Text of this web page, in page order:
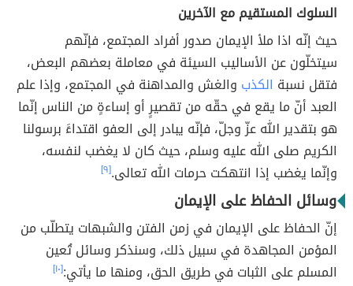
السلوك المستقيم مع الآخرين
حيث إنّه اذا ملأ الإيمان صدور أفراد المجتمع، فإنّهم
سيتخلّون عن الأساليب السيئة في معاملة بعضهم البعض،
فتقل نسبة الكذب والغش والمداهنة في المجتمع، وإذا علم
العبد أنّ ما يقع في حقّه من تقصيرٍ أو إساءةٍ من الناس إنّما
هو بتقدير الله عزّ وجلّ، فإنّه يبادر إلى العفو اقتداءََ برسولنا
الكريم صلى الله عليه وسلم، حيث كان لا يغضب لنفسه،
وإنّما يغضب إذا انتهكت حرمات الله تعالى.[٩]
وسائل الحفاظ على الإيمان
إنّ الحفاظ على الإيمان في زمن الفتن والشبهات يتطلّب من
المؤمن المجاهدة في سبيل ذلك، وسنذكر وسائل تُعين
المسلم على الثبات في طريق الحق، ومنها ما يأتي:[١٠]